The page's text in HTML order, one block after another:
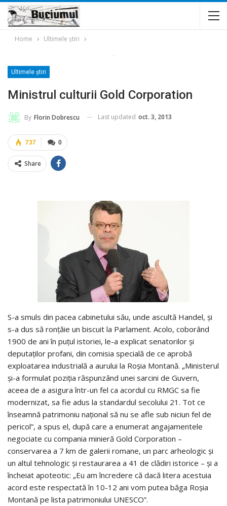
Home Ultimele ştiri
Ultimele ştiri
Ministrul culturii Gold Corporation
By Florin Dobrescu Last updated oct. 3, 2013
0
737
Share
S-a smuls din pacea cabinetului său, unde ascultă Handel, şi
s-a dus să ronţăie un biscuit la Parlament. Acolo, coborând
1900 de ani în puţul istoriei, le-a explicat senatorilor şi
deputaţilor profani, din comisia specială de ce aprobă
exploatarea industrială a aurului la Roşia Montană. „Ministerul
şi-a formulat poziţia răspunzând unei sarcini de Guvern,
aceea de a asigura într-un fel ca acordul cu RMGC sa fie
modernizat, sa fie adus la standardul secolului 21. Tot ce
înseamnă patrimoniu naţional să nu se afle sub niciun fel de
pericol”, a spus el, după care a enumerat angajamentele
negociate cu compania minieră Gold Corporation –
conservarea a 7 km de galerii romane, un parc arheologic şi
un altul tehnologic şi restaurarea a 41 de clădiri istorice – şi a
încheiat apoteotic: „Eu am încredere că dacă litera acestuia
acord este respectată în 10-12 ani vom putea băga Roşia
Montană pe lista patrimoniului UNESCO”.